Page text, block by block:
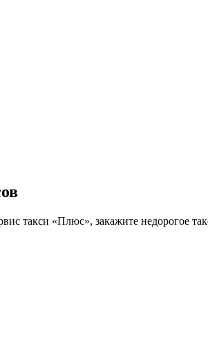
такси «Плюс», закажите недорогое